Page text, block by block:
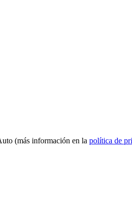
(más información en la política de